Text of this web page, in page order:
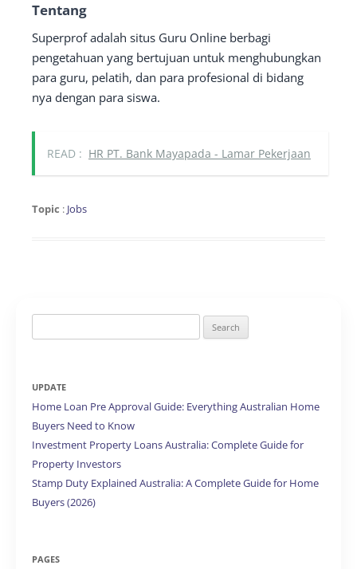
Tentang
Superprof adalah situs Guru Online berbagi
pengetahuan yang bertujuan untuk menghubungkan
para guru, pelatih, dan para profesional di bidang
nya dengan para siswa.
READ : HR PT. Bank Mayapada - Lamar Pekerjaan
Topic : Jobs
for:
UPDATE
Home Loan Pre Approval Guide: Everything Australian Home
Buyers Need to Know
Investment Property Loans Australia: Complete Guide for
Property Investors
Stamp Duty Explained Australia: A Complete Guide for Home
Buyers (2026)
PAGES